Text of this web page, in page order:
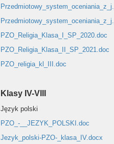
PZO_Religia_Klasa_I_SP_2020.doc
PZO_Religia_Klasa_II_SP_2021.doc
PZO_religia_kl_III.doc
Klasy IV-VIII
Język polski
PZO_-__JEZYK_POLSKI.doc
Jezyk_polski-PZO-_klasa_IV.docx